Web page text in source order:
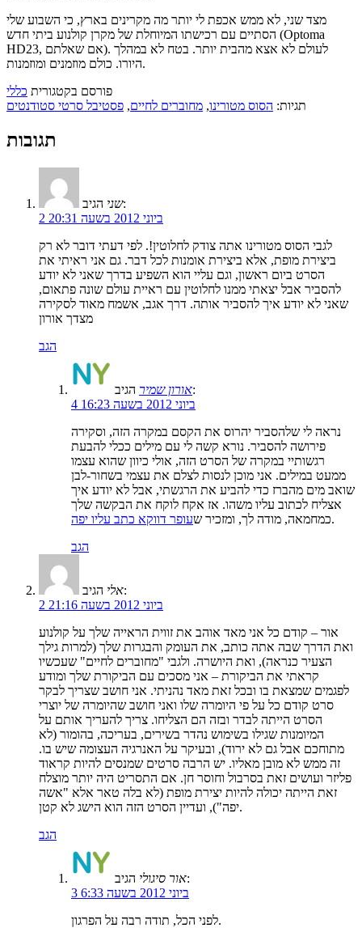
מצד שני, לא ממש אכפת לי יותר מה מקרינים בארץ, כי השבוע שלי
הסתיים עם רכישתו המיוחלת של מקרן קולנוע ביתי חדש (Optoma
HD23, אם שאלתם). לעולם לא אצא מהבית יותר. בטח לא במהלך
היורו. כולם מוזמנים ומוזמנות.
פורסם בקטגורית כללי
תגיות: הסוס מטורינו, מחוברים לחיים, פסטיבל סרטי סטודנטים
תגובות
שניהגיב:
2 ביוני 2012 בשעה 20:31
לגבי הסוס מטורינו אתה צודק לחלוטין!. לפי דעתי דובר לא רק
ביצירת מופת, אלא ביצירת אומנות לכל דבר. גם אני ראיתי את
הסרט ביום ראשון, וגם עליי הוא השפיע בדרך שאני לא יודע
להסביר אבל יצאתי ממנו לחלוטין עם ראיית עולם שונה פתאום,
שאני לא יודע איך להסביר אותה. דרך אגב, אשמח מאוד לסקירה
מצדך אורון
הגב
אורון שמירהגיב:
4 ביוני 2012 בשעה 16:23
נראה לי שלהסביר יהרוס את הקסם במקרה הזה, וסקירה
פירושה להסביר. נורא קשה לי עם מילים ככלי להבעת
רגשותיי במקרה של הסרט הזה, אולי כיוון שהוא עצמו
ממעט במילים. אני מוכן לנסות לצלם את עצמי בשחור-לבן
שואב מים מהברז כדי להביע את הרגשתי, אבל לא יודע איך
אצליח לכתוב עליו משהו. אז אקח לוקח את הבקשה שלך
כמחמאה, מודה לך, ומזכיר שעופר דווקא כתב עליו יפה
.
הגב
אליהגיב:
2 ביוני 2012 בשעה 21:16
אור – קודם כל אני מאד אוהב את זווית הראייה שלך על קולנוע
ואת הדרך שבה אתה כותב, את העומק והבגרות שלך (למרות גילך
הצעיר כנראה), ואת היושרה. ולגבי "מחוברים לחיים" שעכשיו
קראתי את הביקורת – אני מסכים עם הביקורת שלך ומודע
לפגמים שמצאת בו ובכל זאת מאד נהניתי. אני חושב שצריך לבקר
סרט קודם כל על פי היומרה שלו ואני חושב שהיומרה של יוצרי
הסרט הייתה לבדר ובזה הם הצליחו. צריך להעריך אותם על
המיומנות שגילו בשימוש נהדר בשירים, בעריכה, בהומור (לא
מתוחכם אבל גם לא ירוד), ובעיקר על האנרגיה העצומה שיש בו.
זה ממש לא מובן מאליו. יש הרבה סרטים שמנסים להיות קראוד
פליזר ועושים זאת בסרבול וחוסר חן. אם התסריט היה יותר מוצלח
זאת הייתה יכולה להיות יצירת מופת (לא בלה טאר אלא "אשה
יפה"), ועדיין הסרט הזה הוא הישג לא קטן.
הגב
אור סיגוליהגיב:
3 ביוני 2012 בשעה 6:33
לפני הכל, תודה רבה על הפרגון.